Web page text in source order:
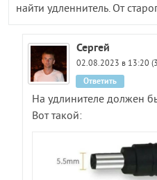
найти удленнитель. От
Сергей
02.08.2023 в 13:20 (3
На удлинителе должен
Вот такой:
Ответить